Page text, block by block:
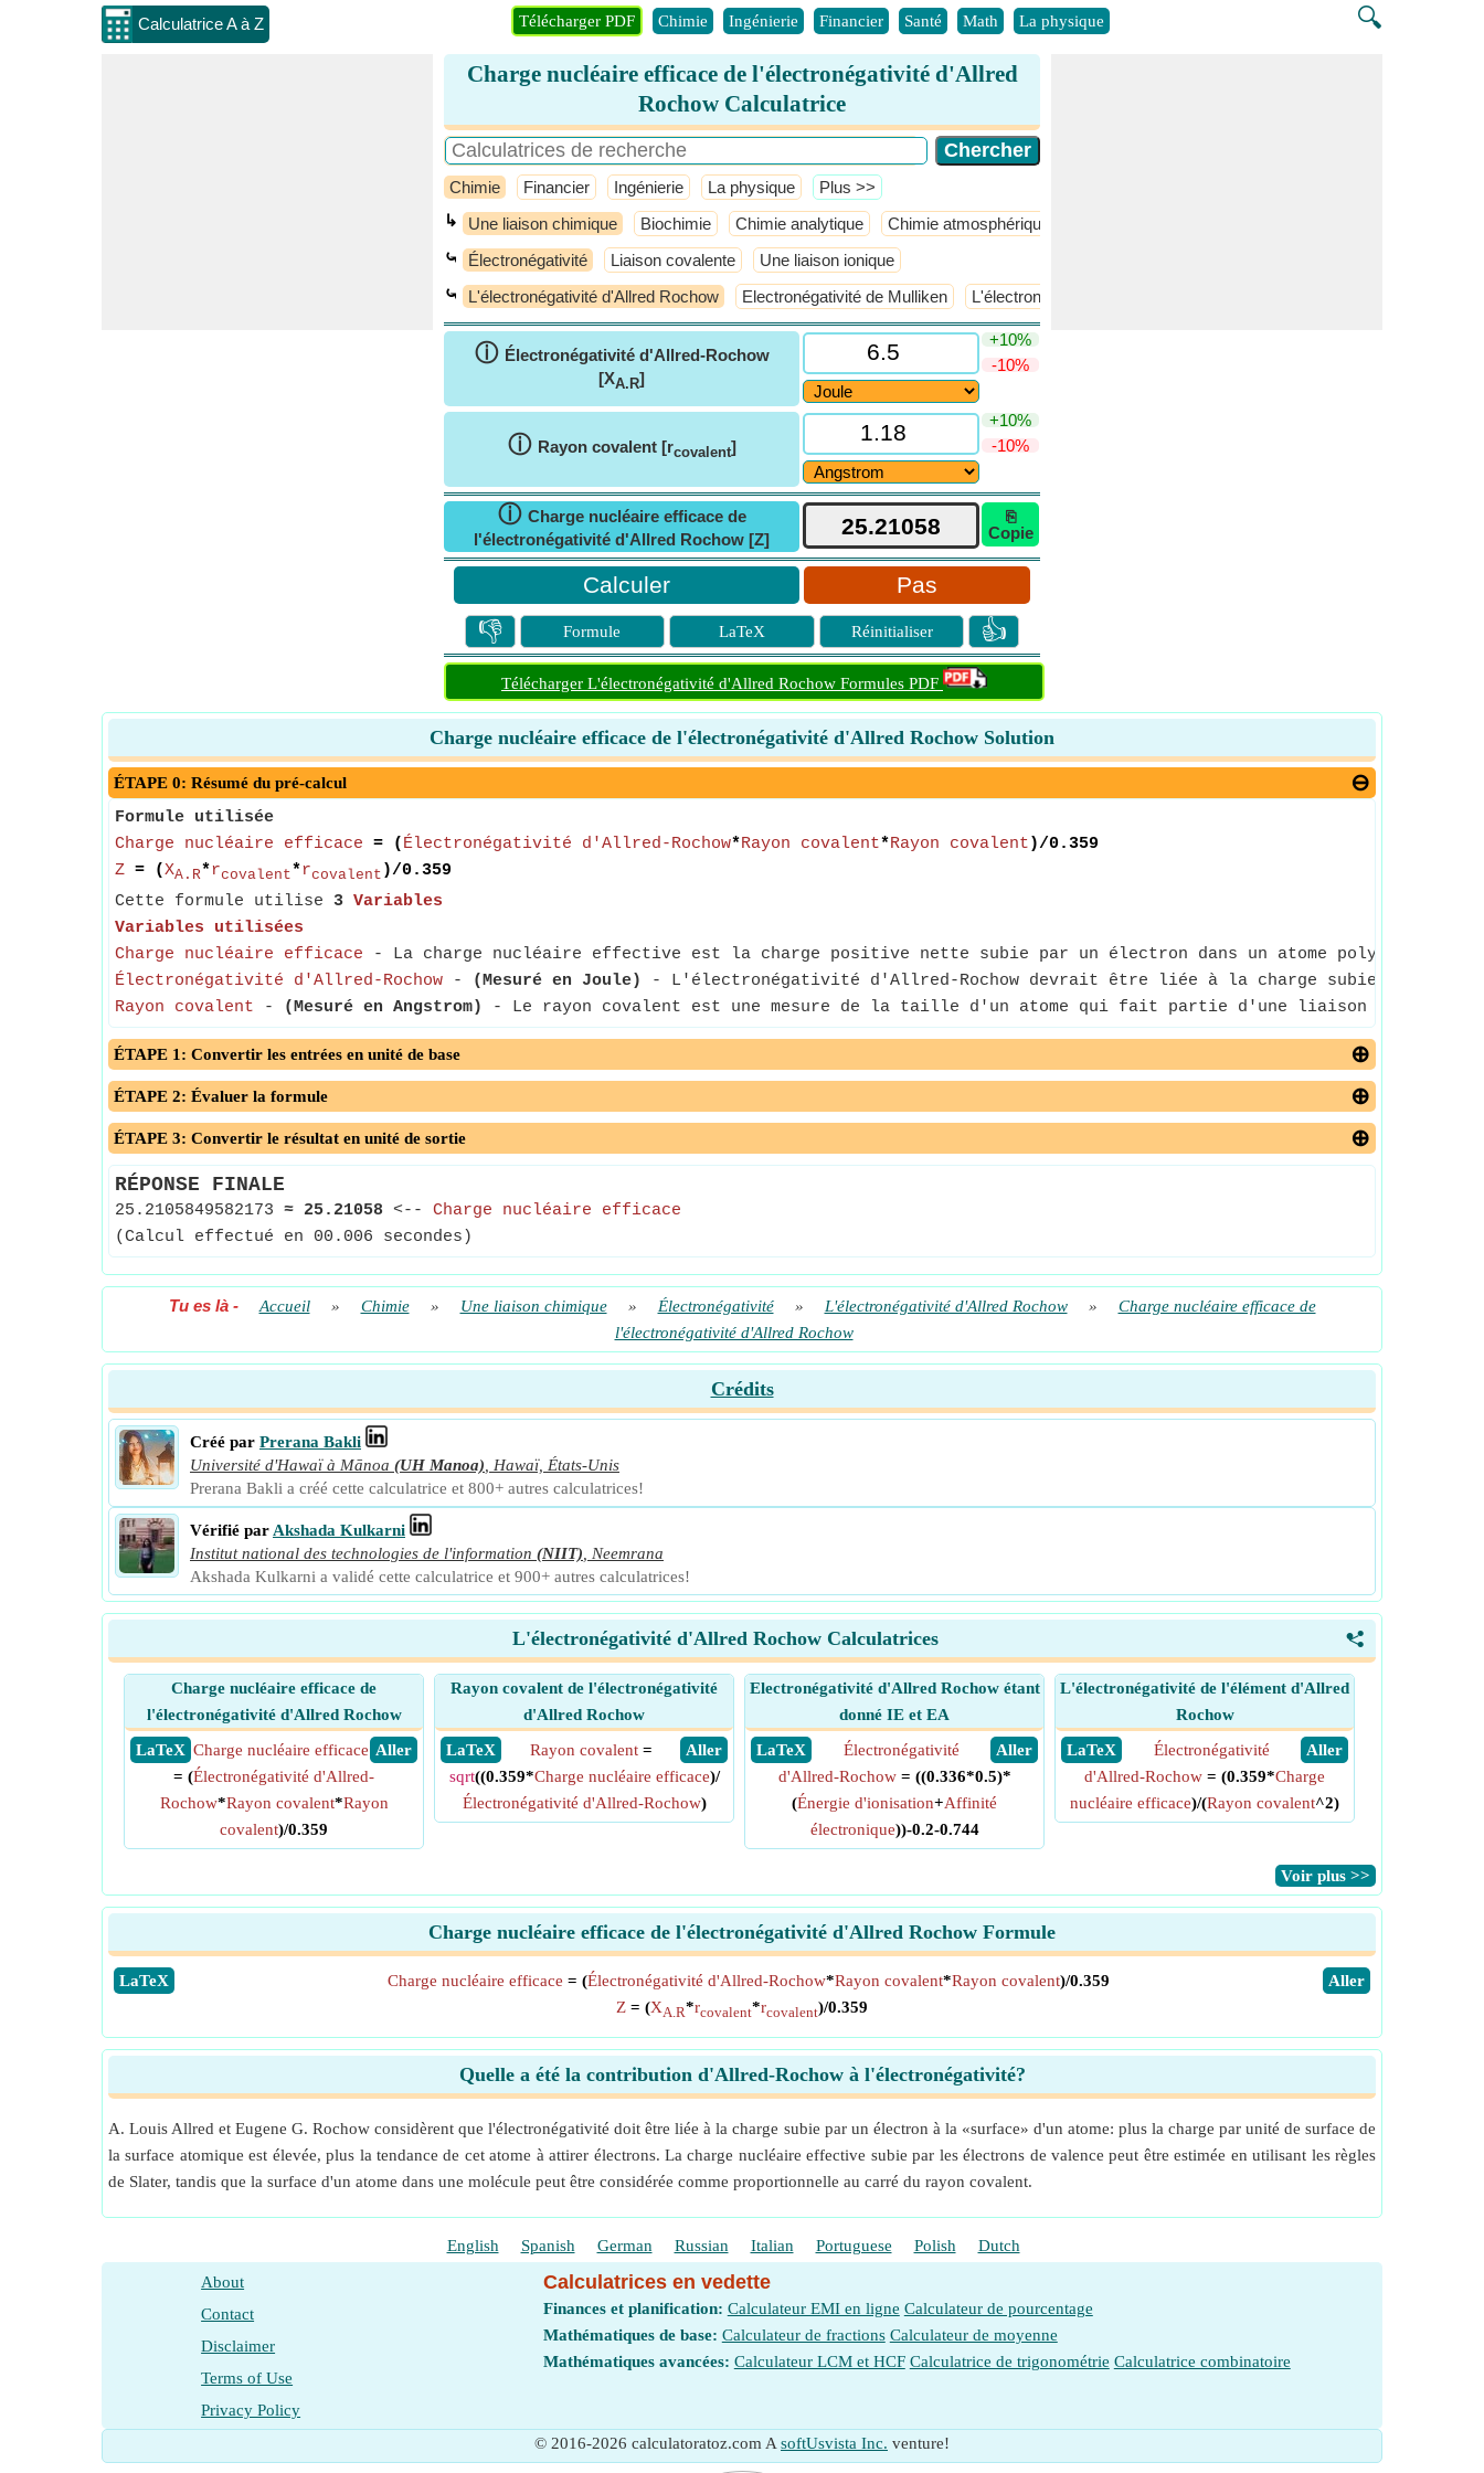
Calculatrice A à Z 🔍
Télécharger PDF Chimie Ingénierie Financier Santé Math La physique
Charge nucléaire efficace de l'électronégativité d'Allred
Rochow Calculatrice
Chimie Financier Ingénierie La physique ​Plus >>
↳ Une liaison chimique Biochimie Chimie analytique Chimie atmosphérique
⤿ Électronégativité Liaison covalente Une liaison ionique
⤿ L'électronégativité d'Allred Rochow Electronégativité de Mulliken L'électronégativité de Pauling
ⓘ Électronégativité d'Allred-Rochow
[XA.R]
+10%
-10%
ⓘ Rayon covalent [rcovalent]
+10%
-10%
ⓘ Charge nucléaire efficace de
l'électronégativité d'Allred Rochow [Z]
⎘
Copie
Pas
👎 Formule LaTeX Réinitialiser 👍
Télécharger L'électronégativité d'Allred Rochow Formules PDF
Charge nucléaire efficace de l'électronégativité d'Allred Rochow Solution
ÉTAPE 0: Résumé du pré-calcul
Formule utilisée
Charge nucléaire efficace = ( Électronégativité d'Allred-Rochow*Rayon covalent*Rayon covalent )/0.359
Z = (XA.R*rcovalent*rcovalent )/0.359
Cette formule utilise 3 Variables
Variables utilisées
Charge nucléaire efficace - La charge nucléaire effective est la charge positive nette subie par un électron dans un atome
Électronégativité d'Allred-Rochow - (Mesuré en Joule)
- L'électronégativité d'Allred-Rochow devrait être liée à la charge subie par un
Rayon covalent - (Mesuré en Angstrom) - Le rayon covalent est une mesure de la taille d'un atome qui fait partie d'une liaison covalente.
ÉTAPE 1: Convertir les entrées en unité de base
ÉTAPE 2: Évaluer la formule
ÉTAPE 3: Convertir le résultat en unité de sortie
RÉPONSE FINALE
25.2105849582173 ≈ 25.21058 <-- Charge nucléaire efficace
(Calcul effectué en 00.006 secondes)
Tu es là- Accueil » Chimie » Une liaison chimique » Électronégativité » L'électronégativité d'Allred Rochow »
Charge nucléaire efficace de
l'électronégativité d'Allred Rochow
Crédits
Créé par Prerana Bakli
Université d'Hawaï à Mānoa (UH Manoa)
Hawaï, États-Unis
Prerana Bakli a créé cette calculatrice et 800+ autres calculatrices!
Vérifié par Akshada Kulkarni
Institut national des technologies de l'information (NIIT)
Neemrana
Akshada Kulkarni a validé cette calculatrice et 900+ autres calculatrices!
<
L'électronégativité d'Allred Rochow Calculatrices
Charge nucléaire efficace de
l'électronégativité d'Allred Rochow
​ LaTeX
​ Aller
Charge nucléaire efficace
= (Électronégativité d'Allred-
Rochow*Rayon covalent*Rayon
covalent)/0.359
Rayon covalent de l'électronégativité
d'Allred Rochow
​ LaTeX
​ Aller
Rayon covalent=
sqrt((0.359*Charge nucléaire efficace)/
Électronégativité d'Allred-Rochow)
Electronégativité d'Allred Rochow étant
donné IE et EA
​ LaTeX
​ Aller
Électronégativité
d'Allred-Rochow= ((0.336*0.5)*
(Énergie d'ionisation+Affinité
électronique))-0.2-0.744
L'électronégativité de l'élément d'Allred
Rochow
​ LaTeX
​ Aller
Électronégativité
d'Allred-Rochow = (0.359*Charge
nucléaire efficace)/(Rayon covalent^2)
​Voir plus >>
Charge nucléaire efficace de l'électronégativité d'Allred Rochow Formule
​LaTeX ​Aller
Charge nucléaire efficace = (Électronégativité d'Allred-Rochow*Rayon covalent*Rayon covalent)/0.359
Z = (XA.R*rcovalent*rcovalent)/0.359
Quelle a été la contribution d'Allred-Rochow à l'électronégativité?
A. Louis Allred et Eugene G. Rochow considèrent que l'électronégativité doit être liée à la charge subie par un électron à la «surface» d'un atome: plus la charge par unité de surface de
la surface atomique est élevée, plus la tendance de cet atome à attirer électrons. La charge nucléaire effective subie par les électrons de valence peut être estimée en utilisant les règles
de Slater, tandis que la surface d'un atome dans une molécule peut être considérée comme proportionnelle au carré du rayon covalent.
English Spanish German Russian Italian Portuguese Polish Dutch
About
Contact
Disclaimer
Terms of Use
Privacy Policy
Calculatrices en vedette
Finances et planification: Calculateur EMI en ligne Calculateur de pourcentage
Mathématiques de base: Calculateur de fractions Calculateur de moyenne
Mathématiques avancées: Calculateur LCM et HCF Calculatrice de trigonométrie Calculatrice combinatoire
© 2016-2026 calculatoratoz.com A softUsvista Inc. venture!